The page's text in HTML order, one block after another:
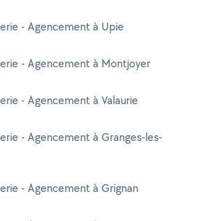
- Agencement à Upie
- Agencement à Montjoyer
- Agencement à Valaurie
- Agencement à Granges-les-
- Agencement à Grignan